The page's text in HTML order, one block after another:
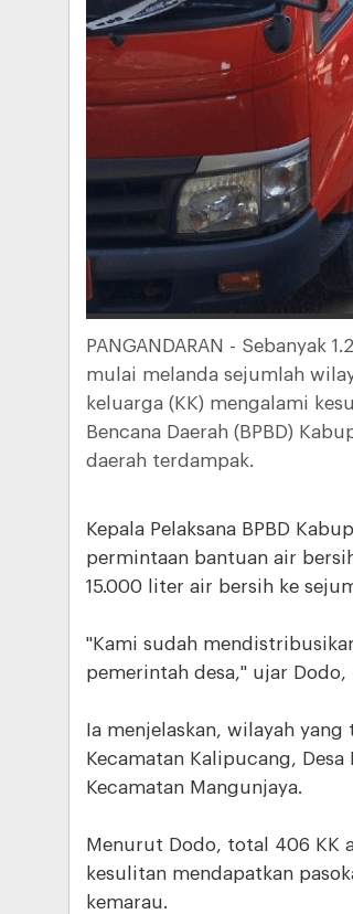
PANGANDARAN - Sebanyak
mulai melanda sejumlah
keluarga (KK) mengalami
Bencana Daerah (BPBD)
daerah terdampak.
Kepala Pelaksana BPBD
permintaan bantuan air
15.000 liter air bersih ke
"Kami sudah
pemerintah desa," ujar Dodo,
Ia menjelaskan, wilayah
Kecamatan Kalipucang,
Kecamatan Mangunjaya.
Menurut Dodo, total 406 KK
kesulitan mendapatkan
kemarau.